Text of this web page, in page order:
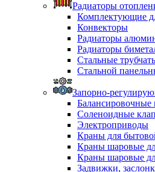
Радиаторы
Комплектующие
Конвекторы
Радиаторы
Радиаторы
Стальные
Стальной
Запорно-
Балансировочные
Соленоидные
Электроприводы
Краны для
Краны шаровые
Краны шаровые
Задвижки,